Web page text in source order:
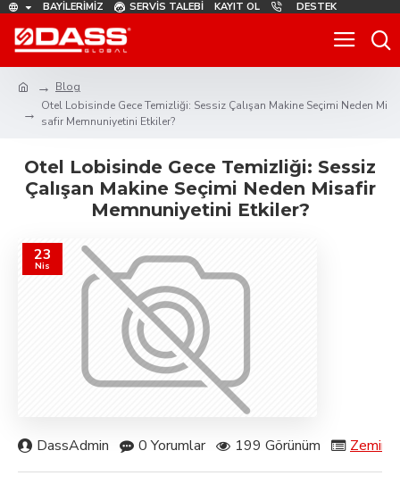
BAYILERIMIZ SERVIS TALEBI KAYIT OL DESTEK
Blog
Otel Lobisinde Gece Temizliği: Sessiz Çalışan Makine Seçimi Neden Mi
safir Memnuniyetini Etkiler?
Otel Lobisinde Gece Temizliği: Sessiz
Çalışan Makine Seçimi Neden Misafir
Memnuniyetini Etkiler?
23
Nis
DassAdmin 0 Yorumlar 199 Görünüm Zemin